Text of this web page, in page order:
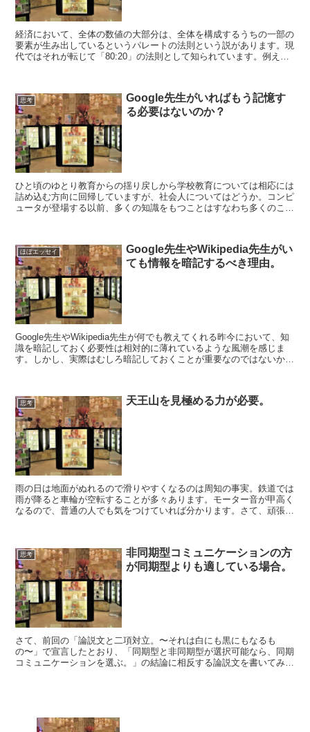
経済において、全体の数値の大部分は、全体を構成するうちの一部の
要素が生み出しているというパレートの法則という説があります。現
代ではそれが転じて「80:20」の法則として知られています。例え
思考
Google先生がいればもう記憶す
る必要はないのか？
ひと頃のゆとり教育からの揺り戻しから学校教育については相応には
詰め込む方向に回帰していますが、社会人についてはどうか。コンピ
ュータが登場する以前、多くの知識をもつことはすなわち多くのこと
ほぼエッセイ
Google先生やWikipedia先生がい
ても情報を暗記するべき理由。
Google先生やWikipedia先生が何でも教えてくれる昨今において、知
識を暗記しておく必要性は相対的に薄れているような風潮を感じま
す。しかし、実際はむしろ暗記しておくことが重要なのではないかと
思考 天王山を見極める力が必要。
雨の日は地面がぬれるので滑りやすくなるのは周知の事実。鉄道では
雨が降ると車輪が空転することが多々あります。モーター音が甲高く
なるので、普通の人でも気をつけていれば分かります。さて、頑張っ
思考
非同期型コミュニケーションの方
が同期型よりも適している場合。
さて、前回の「論説文と二項対立。〜それは白にも黒にもなるも
の〜」で宣言したとおり、「同期型と非同期型が選択可能なら、同期
コミュニケーションを選ぶ。」の結論に相反する論説文を書いてみま